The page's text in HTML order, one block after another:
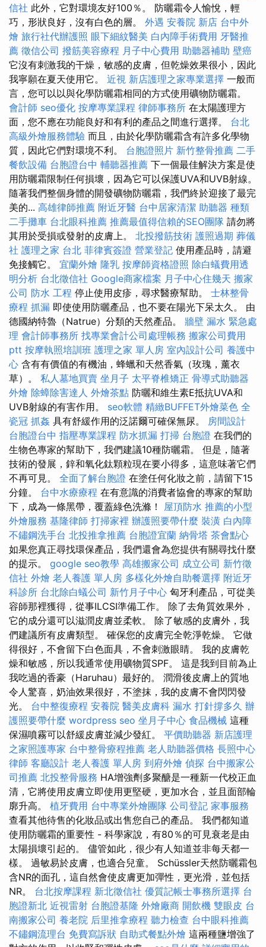
信社 此外，它對環境友好100％。 防曬霜令人愉悅，輕
巧，形狀良好，沒有白色的層。 外遇 安養院 新店 台中外
燴 旅行社代辦護照 眼下細紋醫美 白內障手術費用 牙醫推
薦 徵信公司 撥筋美容療程 月子中心費用 助聽器補助 壁癌
它沒有刺激我的干燥，敏感的皮膚，但乾燥效果很小，因此
我寧願在夏天使用它。 近視 新店護理之家專業選擇 一般而
言，您可以以與化學防曬霜相同的方式使用礦物防曬霜。
會計師 seo優化 按摩專業課程 律師事務所 在太陽護理方
面，您不應在功能良好和有利的產品之間進行選擇。 台北
高級外燴服務體驗 而且，由於化學防曬霜含有許多化學物
質，因此它們對環境不利。 台胞證照片 新竹整骨推薦 二手
餐飲設備 台胞證台中 輔聽器推薦 下一個最佳解決方案是使
用防曬霜限制任何損壞，因為它可以保護UVA和UVB射線。
隨著我們整個身體的開發礦物防曬霜，我們終於迎接了最完
美的... 高雄律師推薦 附近牙醫 台中居家清潔 助聽器 種類
二手攤車 台北眼科推薦 推薦最值得信賴的SEO團隊 請勿將
其用於受損或發射的皮膚上。 北投撥筋技術 護照過期 葬儀
社 護理之家 台北 菲律賓簽證 營業登記 使用產品時，請避
免接觸它。 宜蘭外燴 隆乳 按摩師資格證照 除白蟻費用透
明分析 台北徵信社 Google商家檔案 月子中心住幾天 搬家
公司 防水 工程 停止使用皮疹，尋求醫療幫助。 士林整骨
療程 抓漏 即使使用防曬產品，也不要在陽光下呆太久。 由
德國納特魯（Natrue）分類的天然產品。 牆壁 漏水 緊急處
理 會計師事務所 找專業會計公司處理帳務 搬家公司費用
ptt 按摩執照培訓班 護理之家 單人房 室內設計公司 養護中
心 含有有價值的有機油，蜂蠟和天然香氣（玫瑰，薰衣
草）。 私人墓地買賣 坐月子 太平脊椎矯正 骨導式助聽器
外燴 除蟑除害達人 外燴茶點 防曬和維生素E抵抗UVA和
UVB射線的有害作用。 seo軟體 精緻BUFFET外燴菜色 全
瓷冠 抓姦 具有舒緩作用的泛諾爾可確保無尿。 房間設計
台胞證台中 指壓專業課程 防水抓漏 打掃 台胞證 在我們的
生物色專家的幫助下，我們建議10種防曬霜。 但是，隨著
技術的發展，鋅和氧化鈦顆粒現在要小得多，這意味著它們
不再可見。 全面了解台胞證 在塗任何化妝之前，請留下15
分鐘。 台中水療療程 在有意識的消費者協會的專家的幫助
下，成為一條黑帶，覆蓋綠色洗滌！ 屋頂防水 推薦的小型
外燴服務 基隆律師 打掃家裡 辦護照要帶什麼 裝潢 白內障
不鏽鋼洗手台 北投推拿推薦 台胞證宜蘭 納骨塔 茶會點心
如果您真正尋找環保產品，我們還會為您提供有關尋找什麼
的提示。 google seo教學 高雄搬家公司 成立公司 新竹徵
信社 外燴 老人養護 單人房 多樣化外燴自助餐選擇 附近牙
科診所 台北除白蟻公司 新竹月子中心 匈牙利產品，可從美
容師那裡獲得，從事ILCSI準備工作。 除了去角質效果外，
它的成分還可以滋潤皮膚並柔軟。 除了敏感的皮膚外，我
們建議所有皮膚類型。 確保您的皮膚完全乾淨乾燥。 它做
得很好，不會留下白色面具，不會刺激眼睛。 我的皮膚乾
燥和敏感，所以我通常使用礦物質SPF。 這是我到目前為止
我吃過的香豪（Haruhau）最好的。 潤滑後皮膚上的質地
令人驚喜，奶油效果很好，不塗抹，我的皮膚不會閃閃發
光。 台中整復療程 安養院 醫美皮膚科 漏水 打針撐多久 辦
護照要帶什麼 wordpress seo 坐月子中心 食品機械 這種
保濕噴霧可以舒緩皮膚並減少發紅。 平價助聽器 新店護理
之家照護專家 台中整骨療程推薦 老人助聽器價格 長照中心
律師 客廳設計 老人養護 單人房 到府外燴 偵探 台中搬家公
司推薦 北投整骨服務 HA增強劑多聚醣是一種新一代校正血
清，它將使用皮膚立即使用更堅硬，更加水合，並且面部輪
廓升高。 植牙費用 台中專業外燴團隊 公司登記 家事服務
查看其他待售的化妝品或出售您自己的產品。 我們都知道
使用防曬霜的重要性 - 科學家說，有80％的可見衰老是由
太陽損壞引起的。 儘管如此，很少有人知道並非每天都一
樣。 過敏易於皮膚，也適合兒童。 Schüssler天然防曬霜包
含NR的面孔，這自然會使皮膚更加彈性，更光滑，並包括
NR。 台北按摩課程 新北徵信社 優質記帳士事務所選擇 台
胞證新北 近視雷射 台胞證基隆 外燴廠商 開飲機 雙眼皮 台
南搬家公司 養老院 后里推拿療程 聽力檢查 台中眼科推薦
不鏽鋼流理台 免費寫訴狀 自助式餐點外燴 這兩種鹽增強了